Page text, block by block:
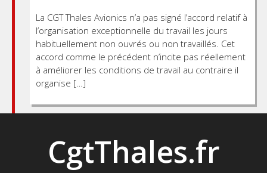
La CGT Thales Avionics n’a pas signé l’accord relatif à
l’organisation exceptionnelle du travail les jours
habituellement non ouvrés ou non travaillés. Cet
accord comme le précédent n’incite pas réellement
à améliorer les conditions de travail au contraire il
organise […]
CgtThales.fr